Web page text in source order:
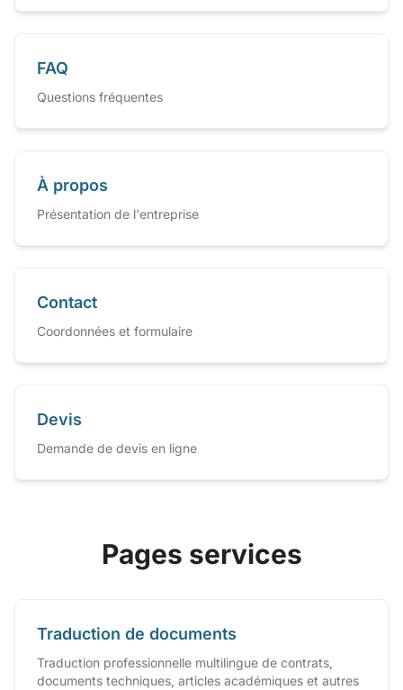
FAQ
Questions fréquentes
À propos
Présentation de l'entreprise
Contact
Coordonnées et formulaire
Devis
Demande de devis en ligne
Pages services
Traduction de documents
Traduction professionnelle multilingue de contrats,
documents techniques, articles académiques et autres